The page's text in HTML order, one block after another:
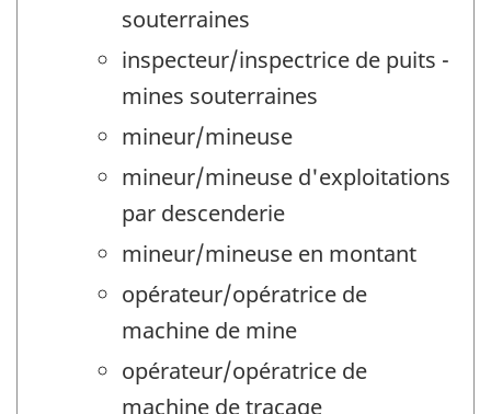
souterraines
inspecteur/inspectrice de puits -
mines souterraines
mineur/mineuse
mineur/mineuse d'exploitations
par descenderie
mineur/mineuse en montant
opérateur/opératrice de
machine de mine
opérateur/opératrice de
machine de traçage